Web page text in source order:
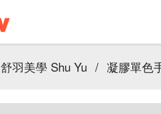
舒羽美學 Shu Yu / 凝膠單色